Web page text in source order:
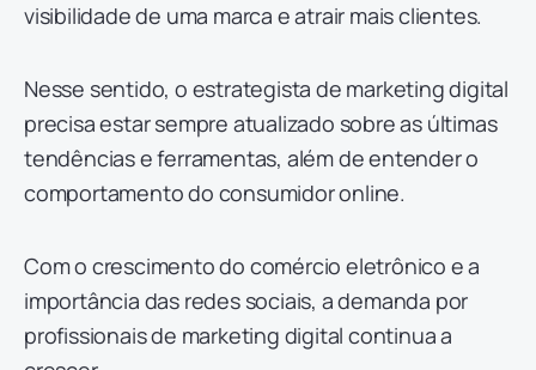
visibilidade de uma marca e atrair mais clientes.
Nesse sentido, o estrategista de marketing digital
precisa estar sempre atualizado sobre as últimas
tendências e ferramentas, além de entender o
comportamento do consumidor online.
Com o crescimento do comércio eletrônico e a
importância das redes sociais, a demanda por
profissionais de marketing digital continua a